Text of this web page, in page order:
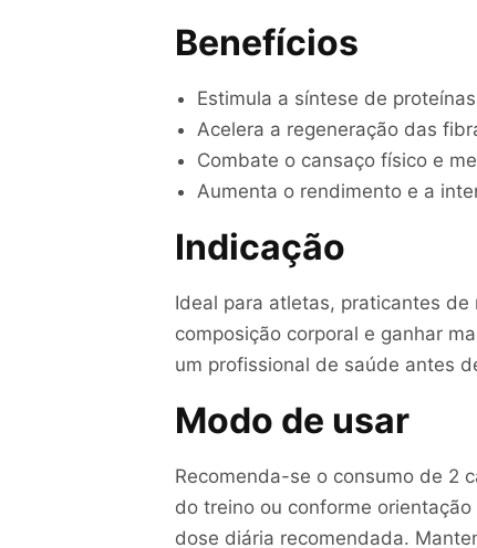
Benefícios
Estimula a síntese de
Acelera a regeneração das
Combate o cansaço físico e
Aumenta o rendimento e a
Indicação
Ideal para atletas, praticantes
composição corporal e ganhar
um profissional de saúde antes
Modo de usar
Recomenda-se o consumo de 2
do treino ou conforme
dose diária recomendada.